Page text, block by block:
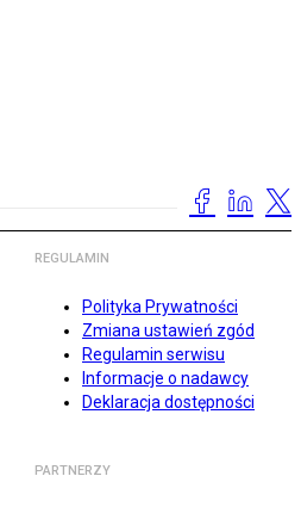
REGULAMIN
Polityka Prywatności
Zmiana ustawień zgód
Regulamin serwisu
Informacje o nadawcy
Deklaracja dostępności
PARTNERZY